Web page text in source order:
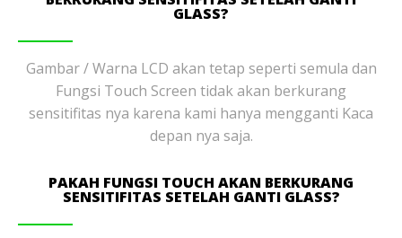
GLASS?
Gambar / Warna LCD akan tetap seperti semula dan
Fungsi Touch Screen tidak akan berkurang
sensitifitas nya karena kami hanya mengganti Kaca
depan nya saja.
PAKAH FUNGSI TOUCH AKAN BERKURANG
SENSITIFITAS SETELAH GANTI GLASS?